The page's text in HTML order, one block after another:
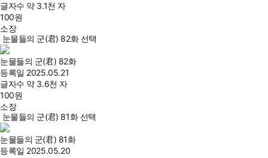
글자수 약 3.1천 자
100원
소장
눈물들의 군(君) 82화 선택
눈물들의 군(君) 82화
등록일 2025.05.21
글자수 약 3.6천 자
100원
소장
눈물들의 군(君) 81화 선택
눈물들의 군(君) 81화
등록일 2025.05.20